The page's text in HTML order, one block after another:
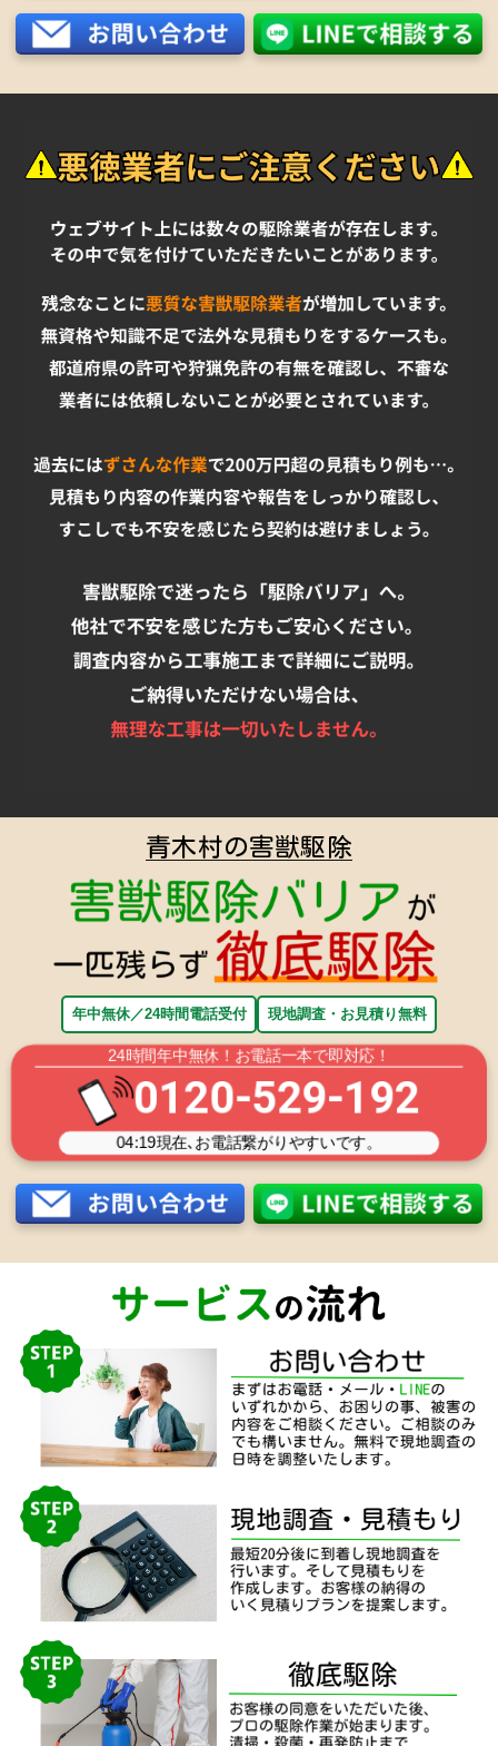
青木村の害獣駆除
年中無休／24時間電話受付 現地調査・お見積り無料
24時間年中無休！お電話一本で即対応！
0120-529-192
04:19現在､お電話繋がりやすいです。